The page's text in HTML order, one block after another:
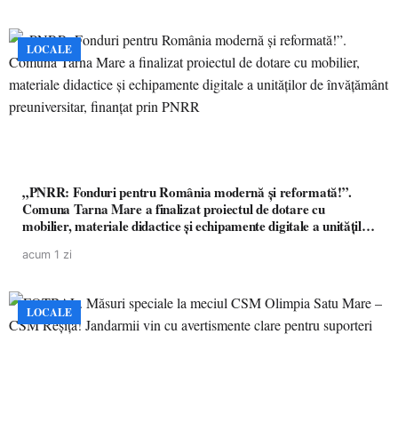
LOCALE
„PNRR: Fonduri pentru România modernă și reformată!”.
Comuna Tarna Mare a finalizat proiectul de dotare cu
mobilier, materiale didactice și echipamente digitale a unităților
acum 1 zi
LOCALE